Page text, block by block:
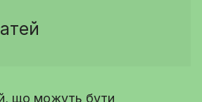
що можуть бути